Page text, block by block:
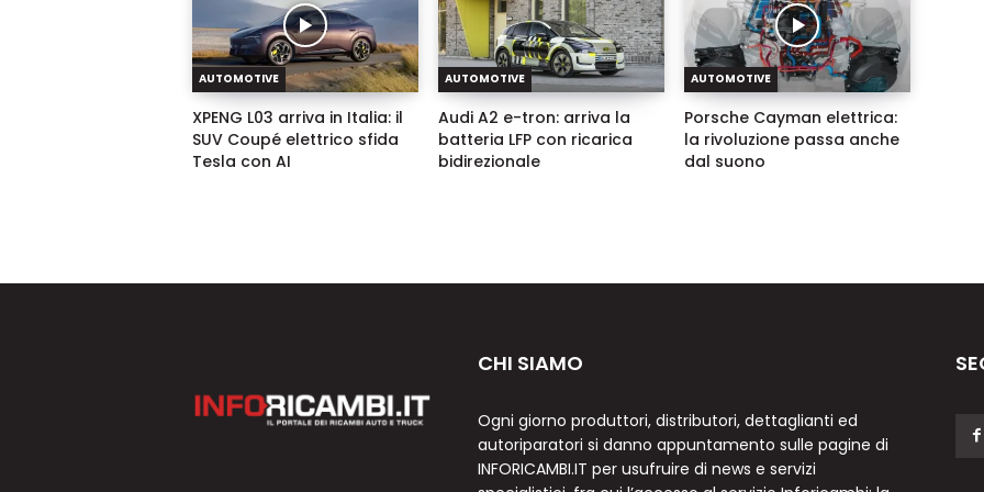
AUTOMOTIVE
XPENG L03 arriva in Italia: il
SUV Coupé elettrico sfida
Tesla con AI
AUTOMOTIVE
Audi A2 e-tron: arriva la
batteria LFP con ricarica
bidirezionale
AUTOMOTIVE
Porsche Cayman elettrica:
la rivoluzione passa anche
dal suono
CHI SIAMO
Ogni giorno produttori, distributori, dettaglianti ed
autoriparatori si danno appuntamento sulle pagine di
INFORICAMBI.IT per usufruire di news e servizi